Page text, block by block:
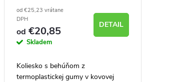
od €25,23 vrátane
DPH
od €20,85
Skladem
DETAIL
Koliesko s behúňom z
termoplastickej gumy v kovovej